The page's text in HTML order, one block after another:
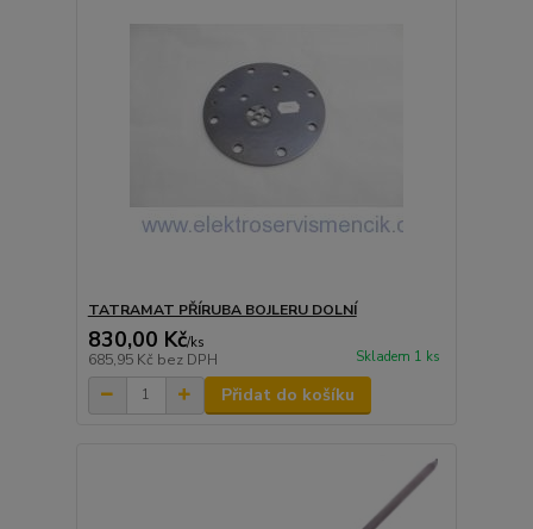
TATRAMAT PŘÍRUBA BOJLERU DOLNÍ
830,00 Kč/ks
685,95 Kč bez DPH Skladem 1 ks
Přidat do košíku